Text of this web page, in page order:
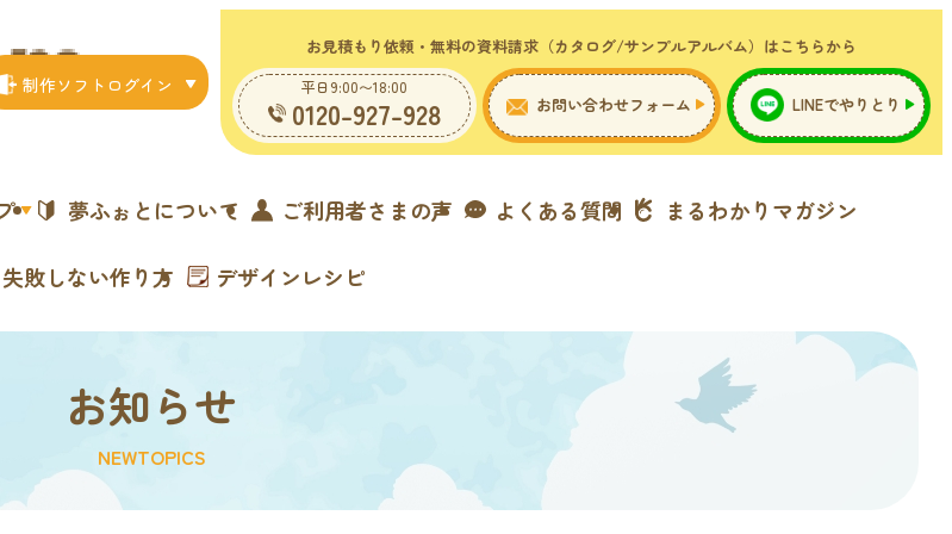
制作ソフトログイン
お見積もり依頼・無料の資料請求（カタログ/サンプルアルバム）はこちらから
平日9:00〜18:00
0120-927-928 お問い合わせフォーム LINEでやりとり
夢ふぉとについて ご利用者さまの声 よくある質問 まるわかりマガジン
失敗しない作り方 デザインレシピ
お知らせ
NEWTOPICS